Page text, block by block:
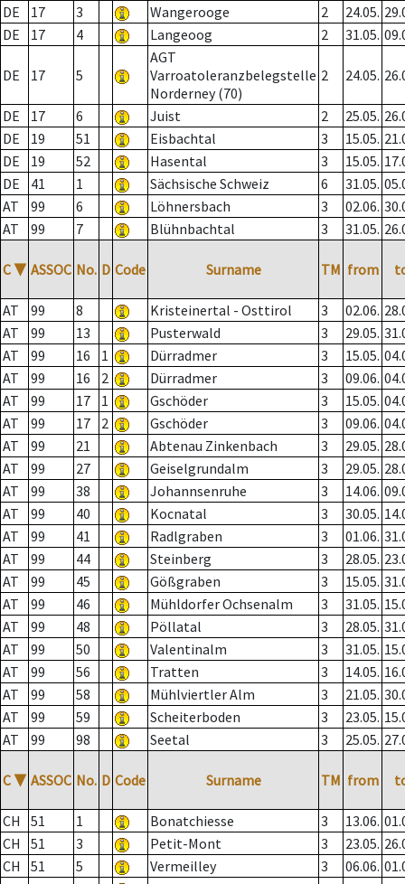
DE
17 3 Wangerooge 2 24.05.
DE
17 4 Langeoog 2 31.05.
DE 17 5
AGT
Varroatoleranzbelegstelle
Norderney (70)
2 24.05.
DE 17 6 Juist 2 25.05.
DE
19 51 Eisbachtal 3 15.05.
DE
19 52 Hasental 3 15.05.
DE
41 1 Sächsische Schweiz 6 31.05.
AT
99 6 Löhnersbach 3 02.06.
AT
99 7 Blühnbachtal 3 31.05.
C ▼ ASSOC No. D Code Surname TM from
AT 99 8 Kristeinertal - Osttirol 3 02.06.
AT
99 13 Pusterwald 3 29.05.
AT
99 16 1 Dürradmer 3 15.05.
AT
99 16 2 Dürradmer 3 09.06.
AT
99 17 1 Gschöder 3 15.05.
AT
99 17 2 Gschöder 3 09.06.
AT
99 21 Abtenau Zinkenbach 3 29.05.
AT
99 27 Geiselgrundalm 3 29.05.
AT
99 38 Johannsenruhe 3 14.06.
AT
99 40 Kocnatal 3 30.05.
AT
99 41 Radlgraben 3 01.06.
AT
99 44 Steinberg 3 28.05.
AT
99 45 Gößgraben 3 15.05.
AT
99 46 Mühldorfer Ochsenalm 3 31.05.
AT
99 48 Pöllatal 3 28.05.
AT
99 50 Valentinalm 3 31.05.
AT
99 56 Tratten 3 14.05.
AT
99 58 Mühlviertler Alm 3 21.05.
AT
99 59 Scheiterboden 3 23.05.
AT
99 98 Seetal 3 25.05.
C ▼ ASSOC No. D Code Surname TM from
CH 51 1 Bonatchiesse 3 13.06.
CH
51 3 Petit-Mont 3 23.05.
CH
51 5 Vermeilley 3 06.06.